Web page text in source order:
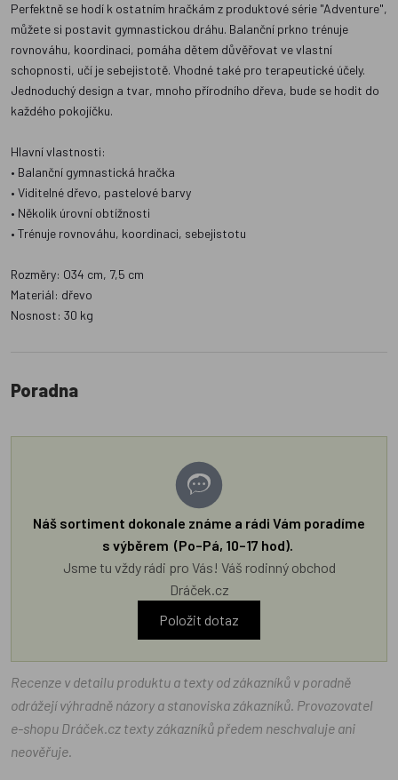
Perfektně se hodí k ostatním hračkám z produktové série "Adventure",
můžete si postavit gymnastickou dráhu. Balanční prkno trénuje
rovnováhu, koordinaci, pomáha dětem důvěřovat ve vlastní
schopnosti, učí je sebejistotě. Vhodné také pro terapeutické účely.
Jednoduchý design a tvar, mnoho přírodního dřeva, bude se hodit do
každého pokojíčku.
Hlavní vlastnosti:
• Balanční gymnastická hračka
• Viditelné dřevo, pastelové barvy
• Několik úrovní obtížnosti
• Trénuje rovnováhu, koordinaci, sebejistotu
Rozměry: O34 cm, 7,5 cm
Materiál: dřevo
Nosnost: 30 kg
Poradna
Náš sortiment dokonale známe a rádi Vám poradíme
s výběrem (Po–Pá, 10–17 hod).
Jsme tu vždy rádi pro Vás! Váš rodinný obchod
Dráček.cz
Položit dotaz
Recenze v detailu produktu a texty od zákazníků v poradně
odrážejí výhradně názory a stanoviska zákazníků. Provozovatel
e-shopu Dráček.cz texty zákazníků předem neschvaluje ani
neověřuje.